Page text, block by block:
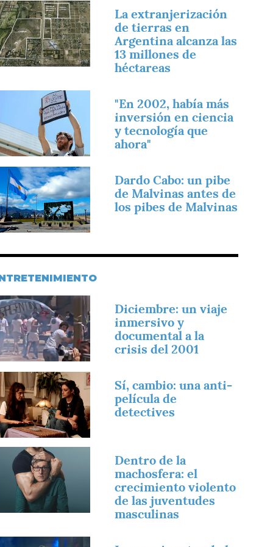
La extranjerización
de tierras en
Argentina alcanza las
13 millones de
héctareas
"En 2002, había más
inversión en ciencia
y tecnología que
ahora"
Dardo Cabo: un pibe
de Malvinas antes de
los pibes de Malvinas
Diciembre: un viaje
inmersivo y
documental a la
crisis del 2001
Sí, cambio: una anti-
película de
detectives
Dentro de la
machosfera: el
crecimiento violento
de las juventudes
masculinas